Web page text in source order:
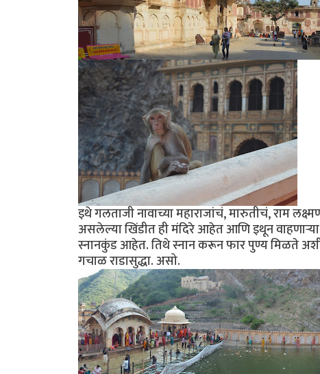
इथे गलताजी नावाच्या महाराजांचं, मारुतीचं, राम
असलेल्या खिंडीत ही मंदिरे आहेत आणि इथून
स्नानकुंड आहेत. तिथे स्नान करून फार पुण्य मिळते
गचाळ राडासुद्धा. असो.